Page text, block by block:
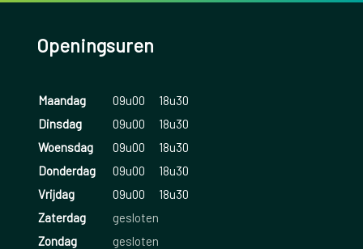
Openingsuren
Maandag 09u00
18u30
Dinsdag
09u00
18u30
Woensdag
09u00
18u30
Donderdag
09u00
18u30
Vrijdag
09u00
18u30
Zaterdag
gesloten
Zondag
gesloten